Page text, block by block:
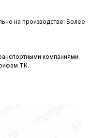
на производстве. Более
компаниями.
ТК.